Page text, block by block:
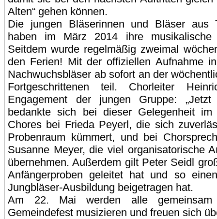
Alten“ gehen können.
Die jungen Bläserinnen und Bläser aus
haben im März 2014 ihre musikalische
Seitdem wurde regelmäßig zweimal
den Ferien! Mit der offiziellen Aufnahme
Nachwuchsbläser ab sofort an der
Fortgeschrittenen teil. Chorleiter
Engagement der jungen Gruppe:
bedankte sich bei dieser Gelegenheit
Chores bei Frieda Peyerl, die sich
Probenraum kümmert, und bei
Susanne Meyer, die viel organisatorische
übernehmen. Außerdem gilt Peter Seidl
Anfängerproben geleitet hat und so
Jungbläser-Ausbildung beigetragen hat.
Am 22. Mai werden alle
Gemeindefest musizieren und freuen sich